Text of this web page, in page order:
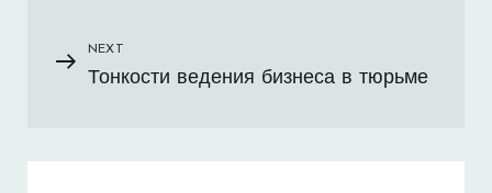
Next
Post
NEXT
Тонкости ведения бизнеса в тюрьме